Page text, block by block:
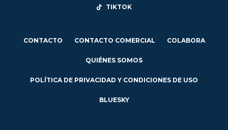
TIKTOK
CONTACTO CONTACTO COMERCIAL COLABORA
QUIÉNES SOMOS
POLÍTICA DE PRIVACIDAD Y CONDICIONES DE USO
BLUESKY